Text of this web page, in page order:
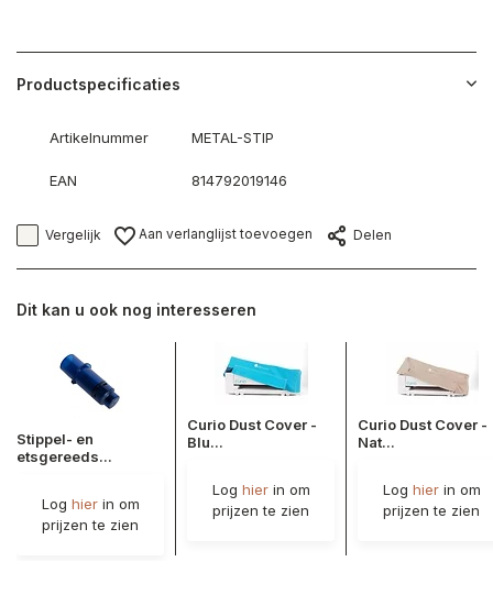
Productspecificaties
Artikelnummer METAL-STIP
EAN 814792019146
Vergelijk Aan verlanglijst toevoegen Delen
Dit kan u ook nog interesseren
Stippel- en
etsgereeds...
Log hierin om
prijzen te zien
Curio Dust Cover -
Blu...
Log hierin om
prijzen te zien
Curio Dust Cover -
Nat...
Log hierin om
prijzen te zien